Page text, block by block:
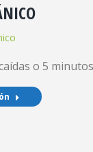
o 5 minutos